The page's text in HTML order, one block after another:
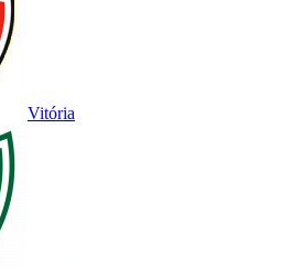
Vitória